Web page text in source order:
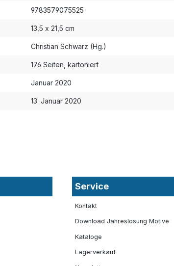
9783579075525
13,5 x 21,5 cm
Christian Schwarz (Hg.)
176 Seiten, kartoniert
Januar 2020
13. Januar 2020
Service
Kontakt
Download Jahreslosung Motive
Kataloge
Lagerverkauf